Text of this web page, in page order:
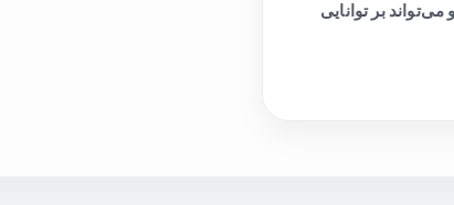
بر توانایی